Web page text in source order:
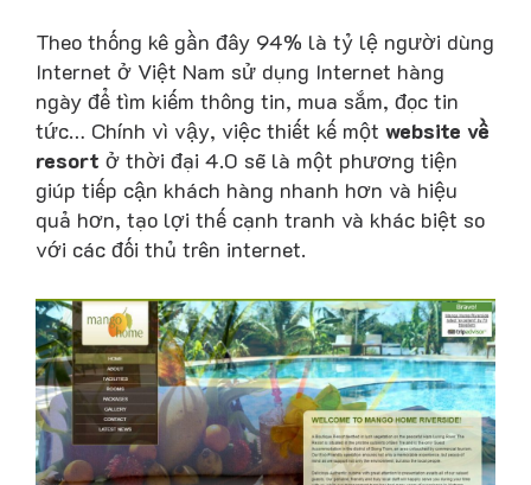
Theo thống kê gần đây 94% là tỷ lệ người dùng
Internet ở Việt Nam sử dụng Internet hàng
ngày để tìm kiếm thông tin, mua sắm, đọc tin
tức… Chính vì vậy, việc thiết kế một website về
resort ở thời đại 4.0 sẽ là một phương tiện
giúp tiếp cận khách hàng nhanh hơn và hiệu
quả hơn, tạo lợi thế cạnh tranh và khác biệt so
với các đối thủ trên internet.